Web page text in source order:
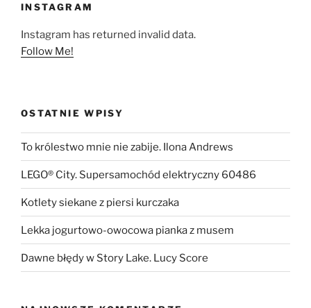
INSTAGRAM
Instagram has returned invalid data.
Follow Me!
OSTATNIE WPISY
To królestwo mnie nie zabije. Ilona Andrews
LEGO® City. Supersamochód elektryczny 60486
Kotlety siekane z piersi kurczaka
Lekka jogurtowo-owocowa pianka z musem
Dawne błędy w Story Lake. Lucy Score